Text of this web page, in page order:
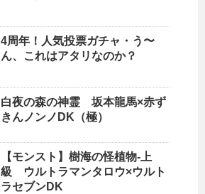
4周年！人気投票ガチャ・う〜
ん、これはアタリなのか？
白夜の森の神霊 坂本龍馬×赤ず
きんノンノDK（極）
【モンスト】樹海の怪植物-上
級 ウルトラマンタロウ×ウルト
ラセブンDK